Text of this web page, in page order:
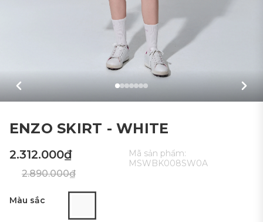
ENZO SKIRT - WHITE
2.312.000₫
2.890.000₫
Mã sản phẩm:
MSWBK008SW0A
Màu sắc